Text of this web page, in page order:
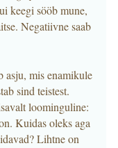
keegi sööb mune,
Negatiivne saab
asju, mis enamikule
sind teistest.
loominguline:
Kuidas oleks aga
Lihtne on